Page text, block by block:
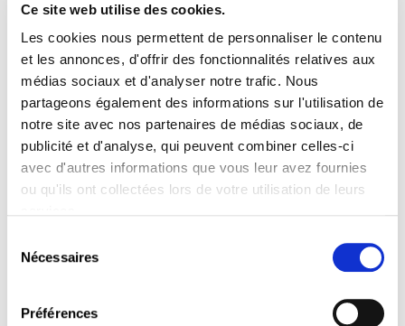
Ce site web utilise des cookies.
Les cookies nous permettent de personnaliser le contenu
et les annonces, d'offrir des fonctionnalités relatives aux
médias sociaux et d'analyser notre trafic. Nous
partageons également des informations sur l'utilisation de
notre site avec nos partenaires de médias sociaux, de
publicité et d'analyse, qui peuvent combiner celles-ci
avec d'autres informations que vous leur avez fournies
ou qu'ils ont collectées lors de votre utilisation de leurs
Nécessaires
Préférences
La Chambre des salariés vous propose ses
ateliers thématiques sur l’heure de midi, ouverts à
• Des courtes séances d’information/formation
pour le grand public d’environ 1h30,
• sur des thèmes socio-économiques et juridiques
• organisées en présentiel et diffusées
Luxembourg en face des Rotondes Bonnevoie